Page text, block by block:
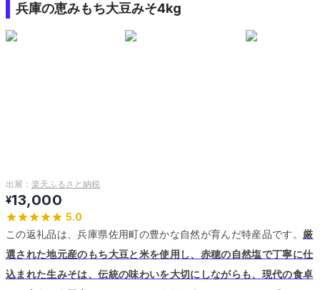
兵庫の恵みもち大豆みそ4kg
出展： 楽天ふるさと納税
¥13,000
5.0
この返礼品は、兵庫県佐用町の豊かな自然が育んだ特産品です。 厳
選された地元産のもち大豆と米を使用し、赤穂の自然塩で丁寧に仕
込まれた生みそは、伝統の味わいを大切にしながらも、現代の食卓